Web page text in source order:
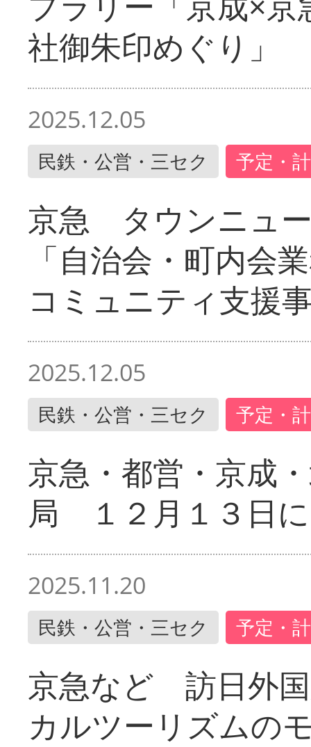
社御朱印めぐり」
2025.12.05
民鉄・公営・三セク 予定・
京急 タウンニュ
「自治会・町内会
コミュニティ支援
2025.12.05
民鉄・公営・三セク 予定・
京急・都営・京成
局 １２月１３日
2025.11.20
民鉄・公営・三セク 予定・
京急など 訪日外
カルツーリズムの